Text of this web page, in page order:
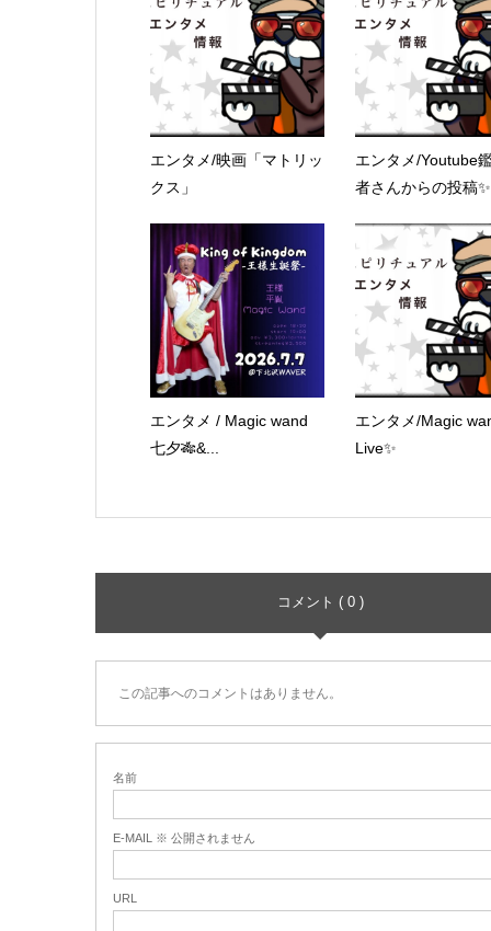
エンタメ/映画「マトリッ
クス」
エンタメ/Youtube
者さんからの投稿
エンタメ / Magic wand
七夕🎋&...
エンタメ/Magic
Live✨
コメント ( 0 )
この記事へのコメントはありません。
名前
E-MAIL ※ 公開されません
URL